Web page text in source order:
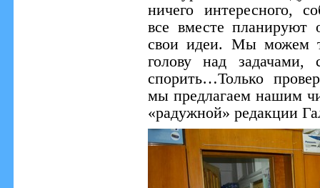
ничего интересного,
все вместе планируют
свои идеи. Мы можем
голову над задачами,
спорить…Только
мы предлагаем нашим
«радужной» редакции